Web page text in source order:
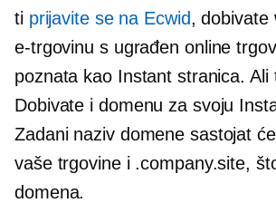
ti prijavite se na Ecwid, dobivate
e-trgovinu s ugrađen online
poznata kao Instant stranica. Ali
Dobivate i domenu za svoju
Zadani naziv domene sastojat
vaše trgovine i .company.site,
domena.